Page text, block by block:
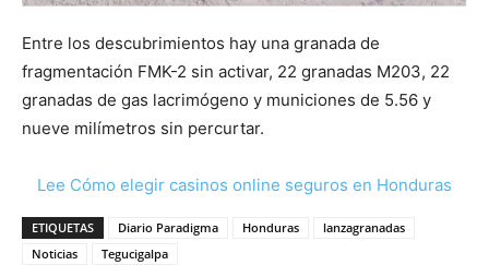
Entre los descubrimientos hay una granada de
fragmentación FMK-2 sin activar, 22 granadas M203, 22
granadas de gas lacrimógeno y municiones de 5.56 y
nueve milímetros sin percurtar.
Lee Cómo elegir casinos online seguros en Honduras
ETIQUETAS Diario Paradigma Honduras
lanzagranadas
Noticias
Tegucigalpa